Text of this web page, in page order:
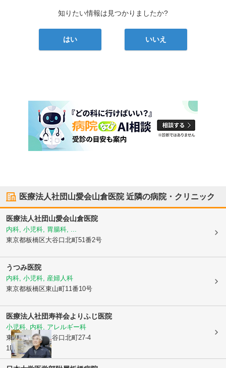
知りたい情報は見つかりましたか?
はい いいえ
医療法人社団山愛会山倉医院近隣の病院・クリニック
医療法人社団山愛会山倉医院
内科, 小児科, 胃腸科, ...
東京都板橋区大谷口北町51番2号
うつみ医院
内科, 小児科, 産婦人科
東京都板橋区東山町11番10号
医療法人社団寿祥会よりふじ医院
小児科, 内科, アレルギー科
東京都板橋区大谷口北町27-4
1F